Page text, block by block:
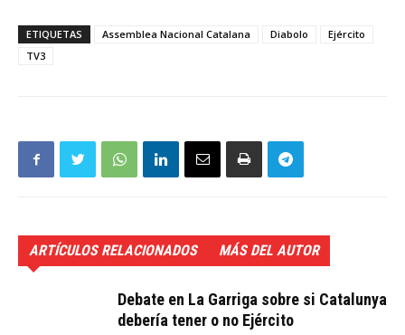
ETIQUETAS Assemblea Nacional Catalana Diabolo
Ejército
TV3
ARTÍCULOS RELACIONADOS MÁS DEL AUTOR
Debate en La Garriga sobre si Catalunya
debería tener o no Ejército